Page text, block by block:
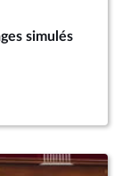
simulés